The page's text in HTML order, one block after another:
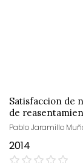
Satisfaccion de
de
Pablo Jaramillo
2014